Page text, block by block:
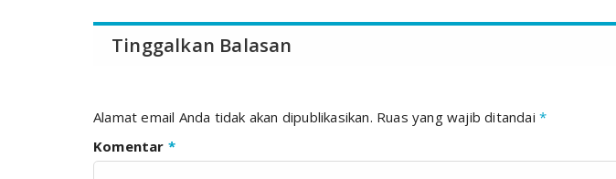
Tinggalkan Balasan
Alamat email Anda tidak akan dipublikasikan. Ruas yang wajib ditandai*
Komentar *